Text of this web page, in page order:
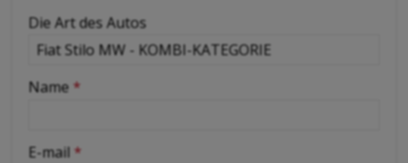
-
-
-
Die Art des Autos
Name *
E-mail *